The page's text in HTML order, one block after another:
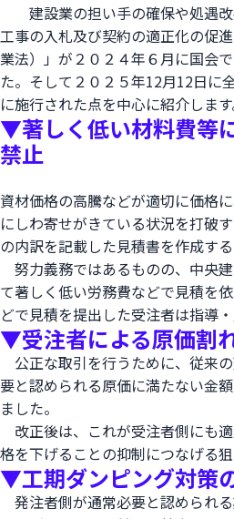
建設業の担い手の確保や処遇改
工事の入札及び契約の適正化の促
業法）」が２０２４年６月に国会
た。そして２０２５年12月12日
に施行された点を中心に紹介します
▼著しく低い材料費等
禁止
資材価格の高騰などが適切に価格
にしわ寄せがきている状況を打破
の内訳を記載した見積書を作成す
努力義務ではあるものの、中央
て著しく低い労務費などで見積を
どで見積を提出した受注者は指導
▼受注者による原価割
公正な取引を行うために、従来
要と認められる原価に満たない金
ました。
改正後は、これが受注者側にも
格を下げることの抑制につなげる狙
▼工期ダンピング対策
発注者側が通常必要と認められ